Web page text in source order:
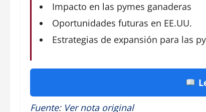
Impacto en las pymes ganaderas
Oportunidades futuras en EE.UU.
Estrategias de expansión para las
Fuente: Ver nota original